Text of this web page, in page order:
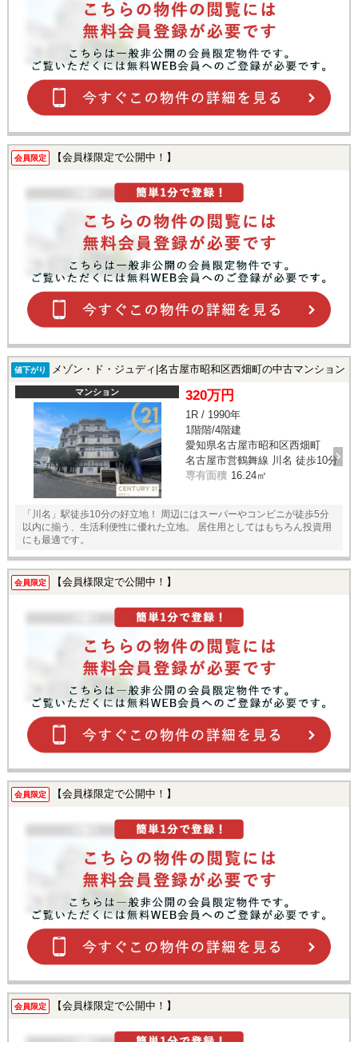
会員限定 【会員様限定で公開中！】
値下がり メゾン・ド・ジュディ|名古屋市昭和区西畑町の中古マンション
マンション 320万円
1R / 1990年
1階階/4階建
愛知県名古屋市昭和区西畑町
名古屋市営鶴舞線 川名 徒歩10分
専有面積 16.24㎡
「川名」駅徒歩10分の好立地！ 周辺にはスーパーやコンビニが徒歩5分
以内に揃う、生活利便性に優れた立地。 居住用としてはもちろん投資用
にも最適です。
会員限定 【会員様限定で公開中！】
会員限定 【会員様限定で公開中！】
会員限定 【会員様限定で公開中！】